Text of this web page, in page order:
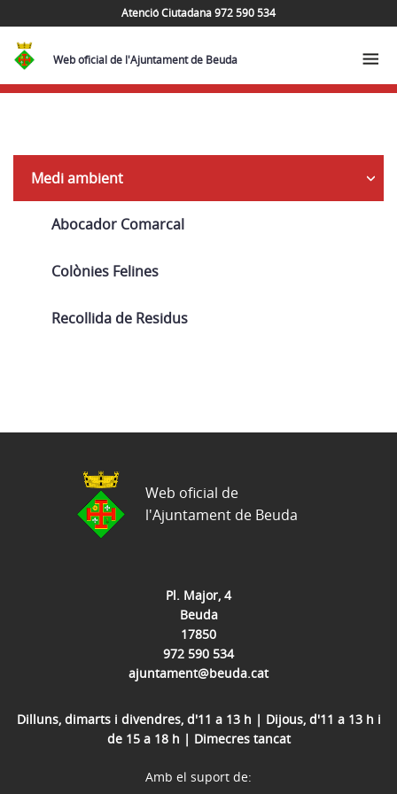
Atenció Ciutadana 972 590 534
Web oficial de l'Ajuntament de Beuda
Navega
Medi ambient
Abocador Comarcal
Colònies Felines
Recollida de Residus
Pl. Major, 4
Beuda
17850
972 590 534
ajuntament@beuda.cat
Dilluns, dimarts i divendres, d'11 a 13 h | Dijous, d'11 a 13 h i
de 15 a 18 h | Dimecres tancat
Web oficial de
l'Ajuntament de Beuda
Amb el suport de: